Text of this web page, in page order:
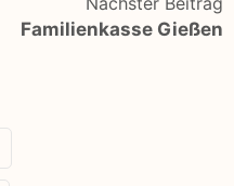
Familienkasse Gießen